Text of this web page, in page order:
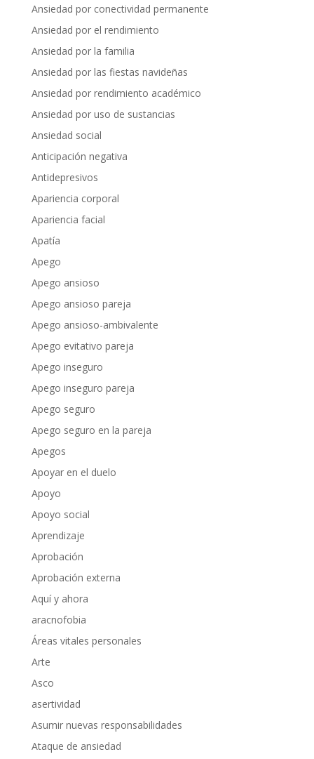
Ansiedad por conectividad permanente
Ansiedad por el rendimiento
Ansiedad por la familia
Ansiedad por las fiestas navideñas
Ansiedad por rendimiento académico
Ansiedad por uso de sustancias
Ansiedad social
Anticipación negativa
Antidepresivos
Apariencia corporal
Apariencia facial
Apatía
Apego
Apego ansioso
Apego ansioso pareja
Apego ansioso-ambivalente
Apego evitativo pareja
Apego inseguro
Apego inseguro pareja
Apego seguro
Apego seguro en la pareja
Apegos
Apoyar en el duelo
Apoyo
Apoyo social
Aprendizaje
Aprobación
Aprobación externa
Aquí y ahora
aracnofobia
Áreas vitales personales
Arte
Asco
asertividad
Asumir nuevas responsabilidades
Ataque de ansiedad